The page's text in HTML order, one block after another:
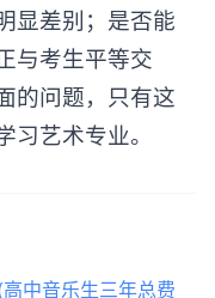
显差别；是否能
与考生平等交
的问题，只有这
艺术专业。
中音乐生三年总费